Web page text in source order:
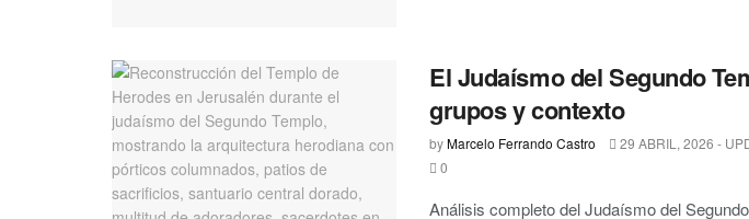
El Judaísmo del Segundo
grupos y contexto
byMarcelo Ferrando Castro
29 ABRIL, 2026 -
0
Análisis completo del Judaísmo del